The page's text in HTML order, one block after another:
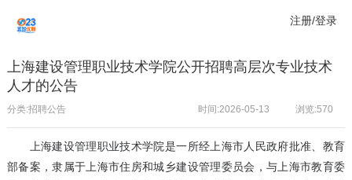
注册/登录
上海建设管理职业技术学院公开招聘高层次专业技术
人才的公告
分类:招聘公告 浏览:570
时间:2026-05-13
上海建设管理职业技术学院是一所经上海市人民政府批准、教育
部备案，隶属于上海市住房和城乡建设管理委员会，与上海市教育委